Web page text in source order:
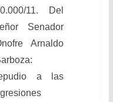
11. Del
Senador
Arnaldo
a las